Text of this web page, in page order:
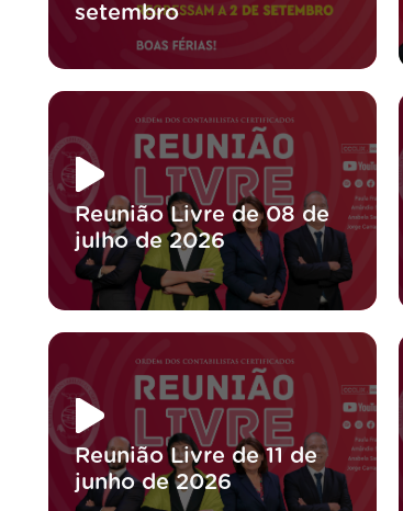
setembro
Reunião Livre de 08 de
julho de 2026
Reunião Livre de 11 de
junho de 2026